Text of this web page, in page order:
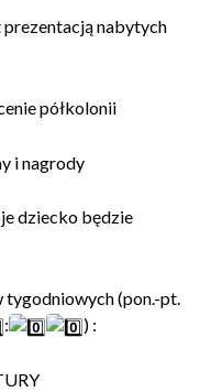
nabytych
półkolonii
i nagrody
dziecko będzie
(pon.-pt.
: ) :